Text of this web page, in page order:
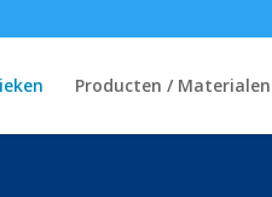
Producten / Materialen